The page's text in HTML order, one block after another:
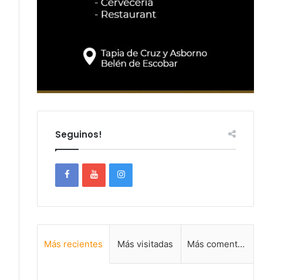
Seguinos!
Más recientes Más visitadas Más comentadas